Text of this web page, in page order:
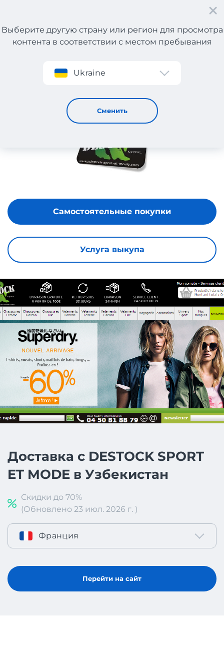
Регистрация
Выберите другую страну или регион для просмотра
контента в соответствии с местом пребывания
Ukraine
Сменить
DESTOCK SPORT ET MODE
Услуга выкупа
Самостоятельные покупки
Доставка с DESTOCK SPORT
ET MODE в Узбекистан
Скидки до 70%
(Обновлено 23 июл. 2026 г. )
Франция
Перейти на сайт